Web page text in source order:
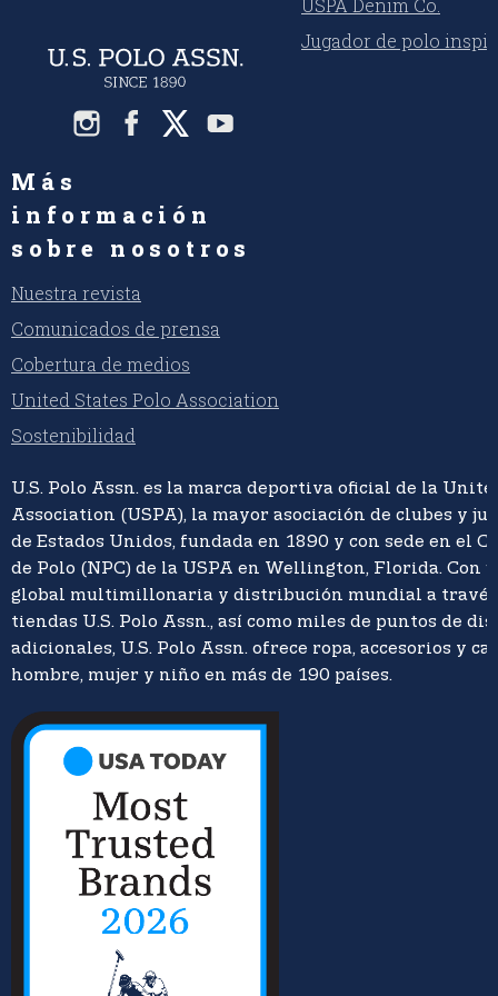
que se espera que será el premio en efectivo más
historia del deporte de polo
USPA Denim Co.
Jugador de polo
Más
información
sobre nosotros
Nuestra revista
Comunicados de prensa
Cobertura de medios
United States Polo Association
Sostenibilidad
U.S. Polo Assn. es la marca deportiva oficial de la
Association (USPA), la mayor asociación de clubes y
de Estados Unidos, fundada en 1890 y con sede en el
de Polo (NPC) de la USPA en Wellington, Florida. Con
global multimillonaria y distribución mundial a través
tiendas U.S. Polo Assn., así como miles de puntos de
adicionales, U.S. Polo Assn. ofrece ropa, accesorios y
hombre, mujer y niño en más de 190 países.